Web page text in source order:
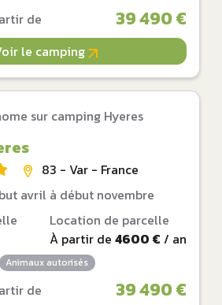
de 39 490 €
le camping
83 - Var - France
avril à début novembre
Location de parcelle
À partir de 4600 € / an
Animaux autorisés
de 39 490 €